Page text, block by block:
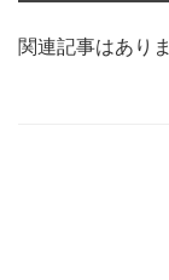
関連記事はありま